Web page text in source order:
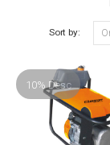
Sort by:
10% Desc